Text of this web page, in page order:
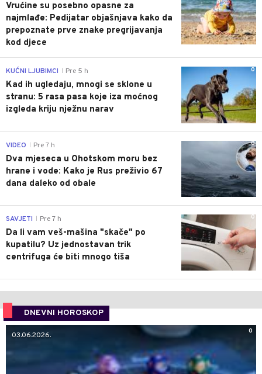
Vrućine su posebno opasne za
najmlađe: Pedijatar objašnjava kako da
prepoznate prve znake pregrijavanja
kod djece
0
KUĆNI LJUBIMCI Pre 5 h
Kad ih ugledaju, mnogi se sklone u
stranu: 5 rasa pasa koje iza moćnog
izgleda kriju nježnu narav
0
VIDEO Pre 7 h
Dva mjeseca u Ohotskom moru bez
hrane i vode: Kako je Rus preživio 67
dana daleko od obale
0
SAVJETI Pre 7 h
Da li vam veš-mašina "skače" po
kupatilu? Uz jednostavan trik
centrifuga će biti mnogo tiša
DNEVNI HOROSKOP
0
03.06.2026.